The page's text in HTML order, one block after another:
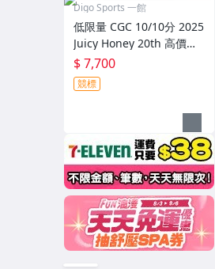
Digo Sports 一館
低限量 CGC 10/10分 2025
Juicy Honey 20th 高價版2
0週年 天使萌 小島南 Miru
三人簽名卡 限量07/10
$ 7,700
競標